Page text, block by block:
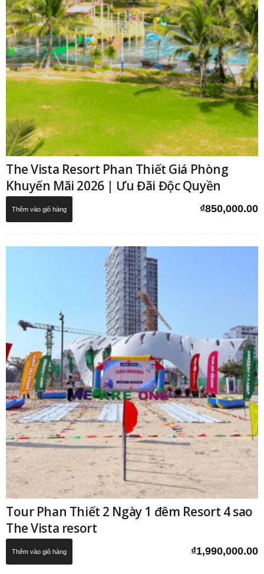
The Vista Resort Phan Thiết Giá Phòng
Khuyến Mãi 2026 | Ưu Đãi Độc Quyền
₫850,000.00
Thêm vào giỏ hàng
Tour Phan Thiết 2 Ngày 1 đêm Resort 4 sao
The Vista resort
₫1,990,000.00
Thêm vào giỏ hàng